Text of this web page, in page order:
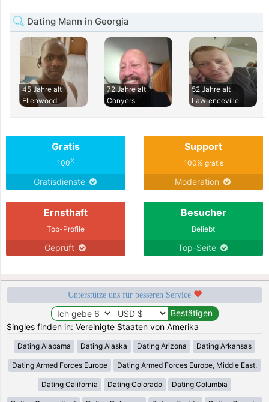
Dating Mann in Georgia
45 Jahre alt
Ellenwood
72 Jahre alt
Conyers
52 Jahre alt
Lawrenceville
Gratis
100%
Gratisdienste
Support
100% gratis
Moderation
Ernsthaft
Top-Profile
Geprüft
Besucher
Beliebt
Top-Seite
Unterstütze uns für besseren Service
Singles finden in: Vereinigte Staaten von Amerika
Dating Alabama Dating Alaska Dating Arizona Dating Arkansas
Dating Armed Forces Europe Dating Armed Forces Europe, Middle East,
Dating California Dating Colorado Dating Columbia